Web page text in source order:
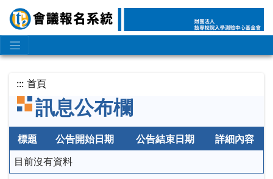
::: 首頁
訊息公布欄
標題 公告開始日期 公告結束日期
詳細內容
目前沒有資料